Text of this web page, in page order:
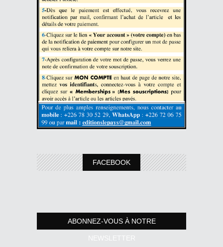
FACEBOOK
ABONNEZ-VOUS À NOTRE
NEWSLETTER